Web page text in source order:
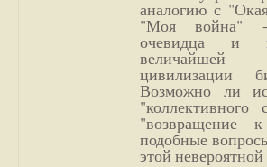
аналогию с
"Моя война" -
очевидца и
величайшей
цивилизации
Возможно ли
"коллективного
"возвращение
подобные
этой